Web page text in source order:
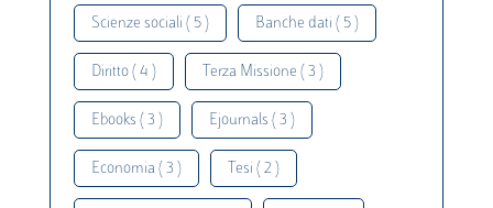
Scienze sociali ( 5 ) Banche dati ( 5 )
Diritto ( 4 ) Terza Missione ( 3 )
Ebooks ( 3 ) Ejournals ( 3 )
Economia ( 3 ) Tesi ( 2 )